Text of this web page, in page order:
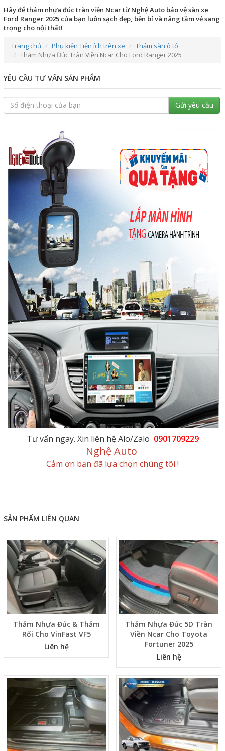
Hãy để thảm nhựa đúc tràn viền Ncar từ Nghệ Auto bảo vệ sàn xe
Ford Ranger 2025 của bạn luôn sạch đẹp, bền bỉ và nâng tầm vẻ sang
trọng cho nội thất!
Trang chủ
Phụ kiện Tiện ích trên xe
Thảm sàn ô tô
Thảm Nhựa Đúc Tràn Viền Ncar Cho Ford Ranger 2025
YÊU CẦU TƯ VẤN SẢN PHẨM
Gửi yêu cầu
Tư vấn ngay. Xin liên hệ Alo/Zalo 0901709229
Nghệ Auto
Cảm ơn bạn đã lựa chọn chúng tôi !
SẢN PHẨM LIÊN QUAN
Thảm Nhựa Đúc & Thảm
Rối Cho VinFast VF5
Liên hệ
Thảm Nhựa Đúc 5D Tràn
Viền Ncar Cho Toyota
Fortuner 2025
Liên hệ